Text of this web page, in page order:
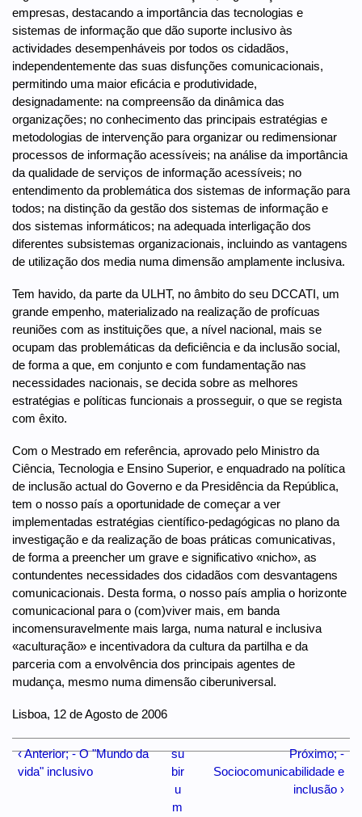
empresas, destacando a importância das tecnologias e
sistemas de informação que dão suporte inclusivo às
actividades desempenháveis por todos os cidadãos,
independentemente das suas disfunções comunicacionais,
permitindo uma maior eficácia e produtividade,
designadamente: na compreensão da dinâmica das
organizações; no conhecimento das principais estratégias e
metodologias de intervenção para organizar ou redimensionar
processos de informação acessíveis; na análise da importância
da qualidade de serviços de informação acessíveis; no
entendimento da problemática dos sistemas de informação para
todos; na distinção da gestão dos sistemas de informação e
dos sistemas informáticos; na adequada interligação dos
diferentes subsistemas organizacionais, incluindo as vantagens
de utilização dos media numa dimensão amplamente inclusiva.
Tem havido, da parte da ULHT, no âmbito do seu DCCATI, um
grande empenho, materializado na realização de profícuas
reuniões com as instituições que, a nível nacional, mais se
ocupam das problemáticas da deficiência e da inclusão social,
de forma a que, em conjunto e com fundamentação nas
necessidades nacionais, se decida sobre as melhores
estratégias e políticas funcionais a prosseguir, o que se regista
com êxito.
Com o Mestrado em referência, aprovado pelo Ministro da
Ciência, Tecnologia e Ensino Superior, e enquadrado na política
de inclusão actual do Governo e da Presidência da República,
tem o nosso país a oportunidade de começar a ver
implementadas estratégias científico-pedagógicas no plano da
investigação e da realização de boas práticas comunicativas,
de forma a preencher um grave e significativo «nicho», as
contundentes necessidades dos cidadãos com desvantagens
comunicacionais. Desta forma, o nosso país amplia o horizonte
comunicacional para o (com)viver mais, em banda
incomensuravelmente mais larga, numa natural e inclusiva
«aculturação» e incentivadora da cultura da partilha e da
parceria com a envolvência dos principais agentes de
mudança, mesmo numa dimensão ciberuniversal.
Lisboa, 12 de Agosto de 2006
‹ Anterior; - O "Mundo da
vida" inclusivo
su
bir
u
m
Próximo; -
Sociocomunicabilidade e
inclusão ›